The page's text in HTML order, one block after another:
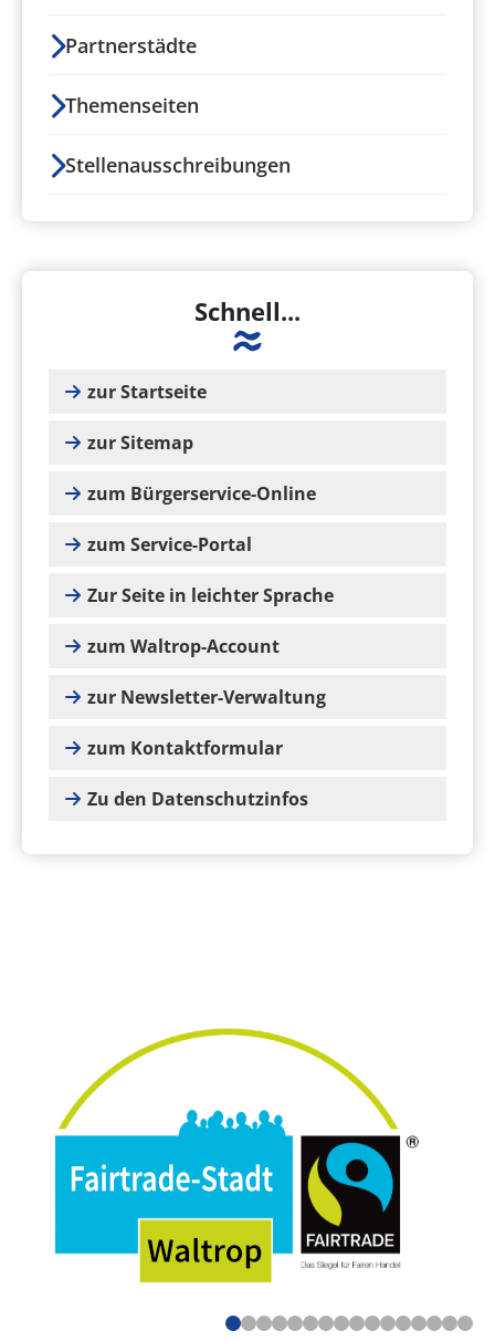
Partnerstädte
Themenseiten
Stellenausschreibungen
Schnell...
zur Startseite
zur Sitemap
zum Bürgerservice-Online
zum Service-Portal
Zur Seite in leichter Sprache
zum Waltrop-Account
zur Newsletter-Verwaltung
zum Kontaktformular
Zu den Datenschutzinfos